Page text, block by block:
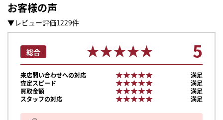
お客様の声
▼レビュー評価1229件
総合 ★★★★★
★★★★★ 5
来店問い合わせへの対応 ★★★★★
★★★★★
満足
査定スピード
★★★★★
★★★★★
満足
買取金額
★★★★★
★★★★★
満足
スタッフの対応
★★★★★
★★★★★ 満足